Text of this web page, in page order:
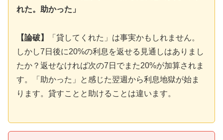
れた。助かった」
【論破】
「貸してくれた」は事実かもしれません。
しかし7日後に20%の利息を返せる見通しはありまし
たか？返せなければ次の7日でまた20%が加算されま
す。「助かった」と感じた翌週から利息地獄が始ま
ります。貸すことと助けることは違います。